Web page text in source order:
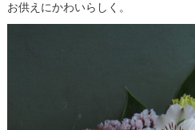
お供えにかわいらしく。